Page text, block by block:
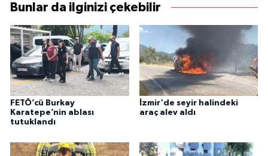
Bunlar da ilginizi çekebilir
FETÖ’cü Burkay
Karatepe’nin ablası
tutuklandı
İzmir'de seyir halindeki
araç alev aldı